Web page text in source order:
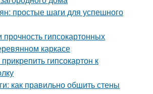
простые шаги для успешного
прочность гипсокартонных
каркасе
гипсокартон к
как правильно обшить стены